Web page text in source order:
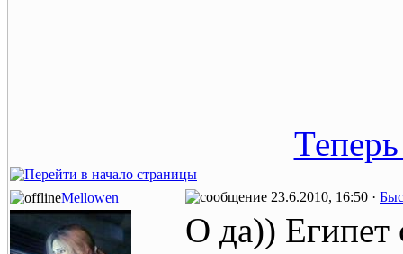
Mellowen 23.6.2010, 16:50 ·
О да))